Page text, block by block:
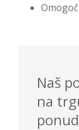
Naš
na